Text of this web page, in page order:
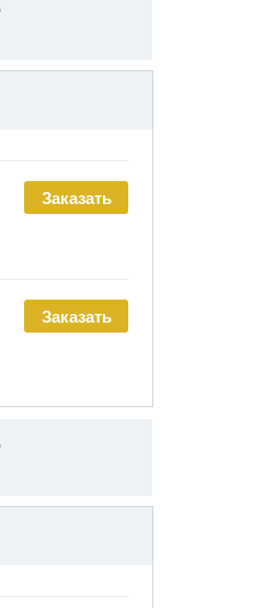
Заказать
Заказать